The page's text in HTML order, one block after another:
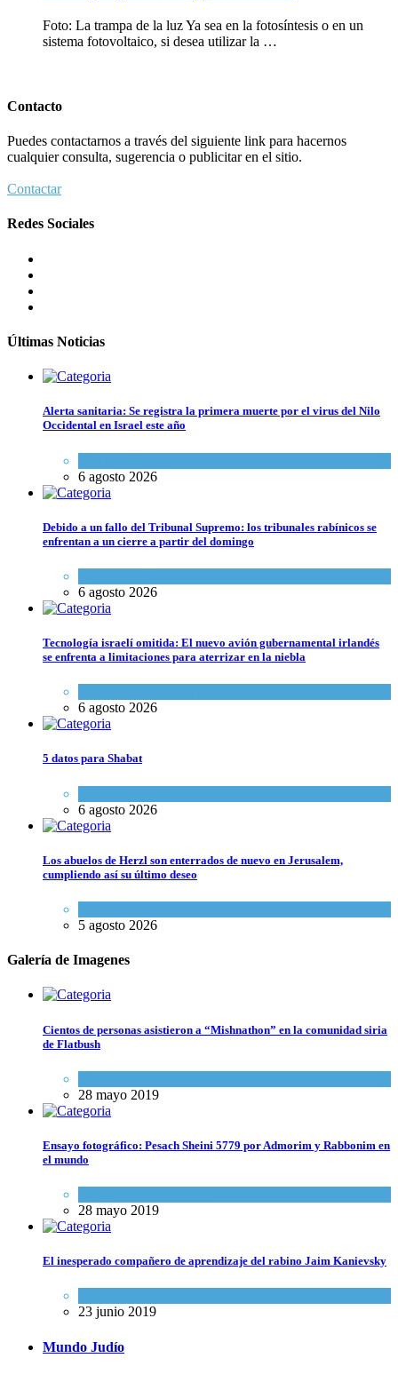
Foto: La trampa de la luz Ya sea en la fotosíntesis o en un
sistema fotovoltaico, si desea utilizar la …
Contacto
Puedes contactarnos a través del siguiente link para hacernos
cualquier consulta, sugerencia o publicitar en el sitio.
Contactar
Redes Sociales
Últimas Noticias
Alerta sanitaria: Se registra la primera muerte por el virus del Nilo
Occidental en Israel este año
6 agosto 2026
Debido a un fallo del Tribunal Supremo: los tribunales rabínicos se
enfrentan a un cierre a partir del domingo
6 agosto 2026
Tecnología israelí omitida: El nuevo avión gubernamental irlandés
se enfrenta a limitaciones para aterrizar en la niebla
6 agosto 2026
5 datos para Shabat
6 agosto 2026
Los abuelos de Herzl son enterrados de nuevo en Jerusalem,
cumpliendo así su último deseo
5 agosto 2026
Galería de Imagenes
Cientos de personas asistieron a “Mishnathon” en la comunidad siria
de Flatbush
28 mayo 2019
Ensayo fotográfico: Pesach Sheini 5779 por Admorim y Rabbonim en
el mundo
28 mayo 2019
El inesperado compañero de aprendizaje del rabino Jaim Kanievsky
23 junio 2019
Mundo Judío